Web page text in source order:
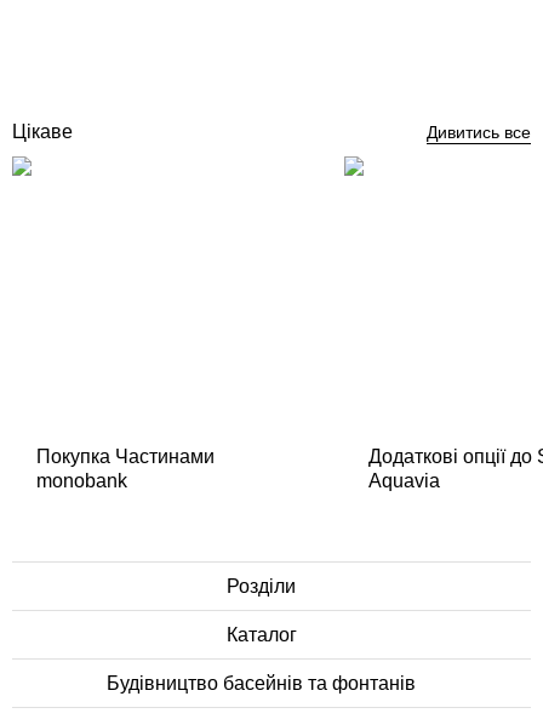
Цікаве Дивитись все
Покупка Частинами
monobank
Додаткові опції
Aquavia
Розділи
Каталог
Будівництво басейнів та фонтанів